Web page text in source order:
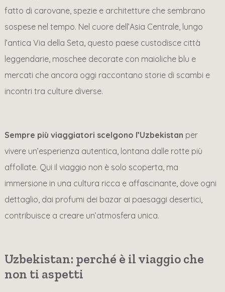
fatto di carovane, spezie e architetture che sembrano
sospese nel tempo. Nel cuore dell’Asia Centrale, lungo
l’antica Via della Seta, questo paese custodisce città
leggendarie, moschee decorate con maioliche blu e
mercati che ancora oggi raccontano storie di scambi e
incontri tra culture diverse.
Sempre più viaggiatori scelgono l’Uzbekistan per
vivere un’esperienza autentica, lontana dalle rotte più
affollate. Qui il viaggio non è solo scoperta, ma
immersione in una cultura ricca e affascinante, dove ogni
dettaglio, dai profumi dei bazar ai paesaggi desertici,
contribuisce a creare un’atmosfera unica.
Uzbekistan: perché è il viaggio che
non ti aspetti